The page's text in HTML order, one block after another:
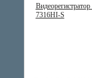
7316HI-S